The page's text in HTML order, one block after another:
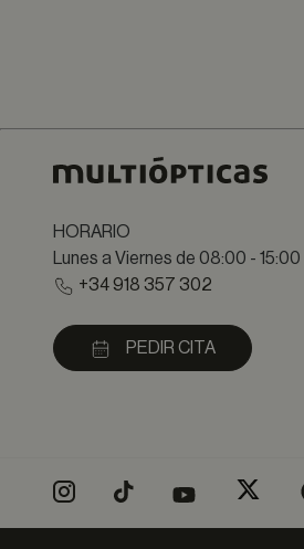
HORARIO
Lunes a Viernes de 08:00 - 15:00
+34 918 357 302
PEDIR CITA